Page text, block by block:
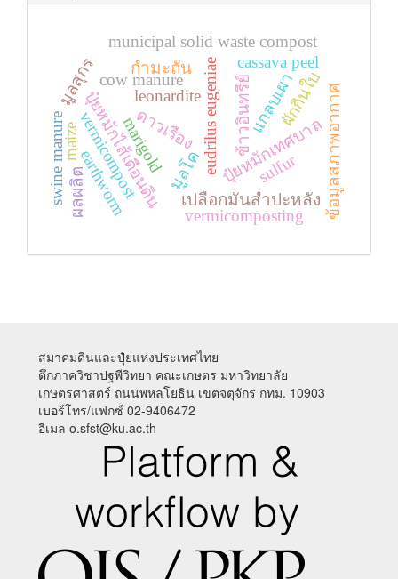
ข้าวอินทรีย์
eudrilus eugeniae
มูลโค
ดาวเรือง
leonardite
cow manure
marigold ปุ๋ยหมักเทศบาล
ปุ๋ยหมักไส้เดือนดิน
municipal solid waste compost
vermicompost
earthworm
มูลสุกร
เปลือกมันสำปะหลัง
แกลบเผา
vermicomposting
swine manure
cassava peel
ผักกินใบข้อมูลสภาพอากาศ
กำมะถัน
ผลผลิต sulfur
maize
สมาคมดินและปุ๋ยแห่งประเทศไทย
ตึกภาควิชาปฐพีวิทยา คณะเกษตร มหาวิทยาลัย
เกษตรศาสตร์ ถนนพหลโยธิน เขตจตุจักร กทม. 10903
เบอร์โทร/แฟกซ์ 02-9406472
อีเมล o.sfst@ku.ac.th